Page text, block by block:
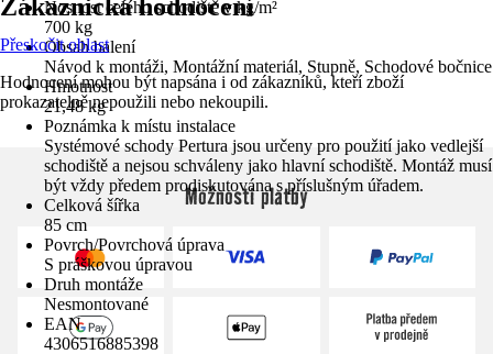
Nosnost celého schodiště v kg/m²
700 kg
Obsah balení
Návod k montáži, Montážní materiál, Stupně, Schodové bočnice
Hmotnost
21,48 kg
Poznámka k místu instalace
Systémové schody Pertura jsou určeny pro použití jako vedlejší
schodiště a nejsou schváleny jako hlavní schodiště. Montáž musí
být vždy předem prodiskutována s příslušným úřadem.
Celková šířka
85 cm
Povrch/Povrchová úprava
S práškovou úpravou
Druh montáže
Nesmontované
EAN
4306516885398
Zákaznická hodnocení
Přeskočit oblast
Hodnocení mohou být napsána i od zákazníků, kteří zboží
prokazatelně nepoužili nebo nekoupili.
Možnosti platby